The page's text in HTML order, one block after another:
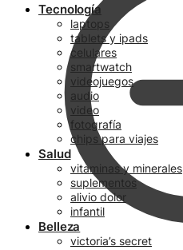
Tecnología
laptops
tablets y ipads
celulares
smartwatch
videojuegos
audio
video
fotografía
chips para viajes
Salud
vitaminas y minerales
suplementos
alivio dolor
infantil
Belleza
victoria’s secret